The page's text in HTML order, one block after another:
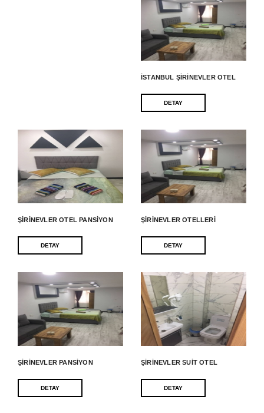
İSTANBUL ŞIRINEVLER OTEL
DETAY
ŞIRINEVLER OTEL PANSIYON
DETAY
ŞIRINEVLER OTELLERI
DETAY
ŞIRINEVLER PANSIYON
DETAY
ŞIRINEVLER SUIT OTEL
DETAY